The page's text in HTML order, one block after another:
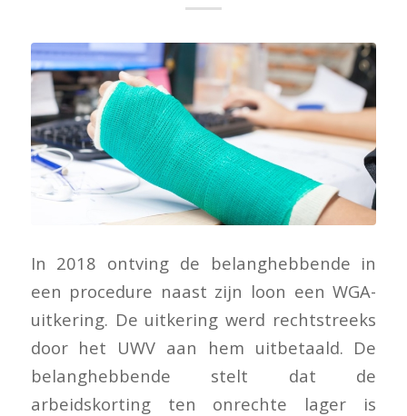
In 2018 ontving de belanghebbende in
een procedure naast zijn loon een WGA-
uitkering. De uitkering werd rechtstreeks
door het UWV aan hem uitbetaald. De
belanghebbende stelt dat de
arbeidskorting ten onrechte lager is